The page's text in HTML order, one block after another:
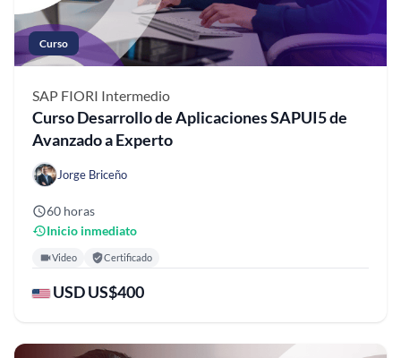
Curso
SAP FIORI Intermedio
Curso Desarrollo de Aplicaciones SAPUI5 de
Avanzado a Experto
Jorge Briceño
60 horas
Inicio inmediato
Video Certificado
USD US$400